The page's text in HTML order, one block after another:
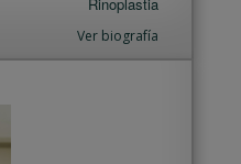
Ver biografía